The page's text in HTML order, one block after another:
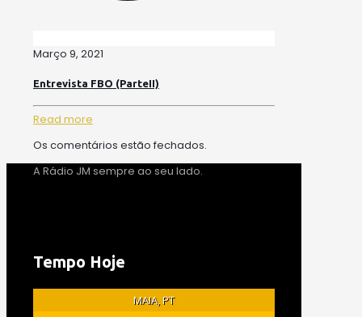
Março 9, 2021
Entrevista FBO (ParteII)
Read more
Os comentários estão fechados.
A Rádio JM sempre ao seu lado.
Tempo Hoje
MAIA, PT